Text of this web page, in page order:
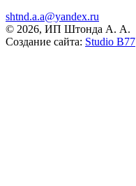
shtnd.a.a@yandex.ru
© 2026, ИП Штонда А. А.
Создание сайта: Studio B77